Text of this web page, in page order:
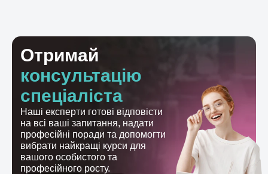
Отримай
консультацію
спеціаліста
Наші експерти готові відповісти
на всі ваші запитання, надати
професійні поради та допомогти
вибрати найкращі курси для
вашого особистого та
професійного росту.